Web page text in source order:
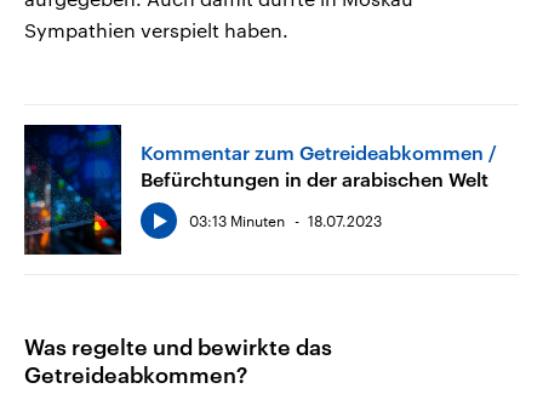
Sympathien verspielt haben.
Kommentar zum Getreideabkommen
Befürchtungen in der arabischen Welt
03:13 Minuten 18.07.2023
Was regelte und bewirkte das
Getreideabkommen?